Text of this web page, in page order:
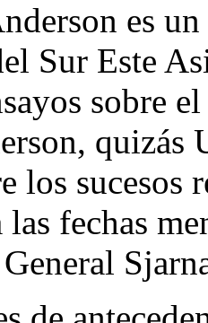
es
Sur Este
sobre
quizás
los sucesos
fechas